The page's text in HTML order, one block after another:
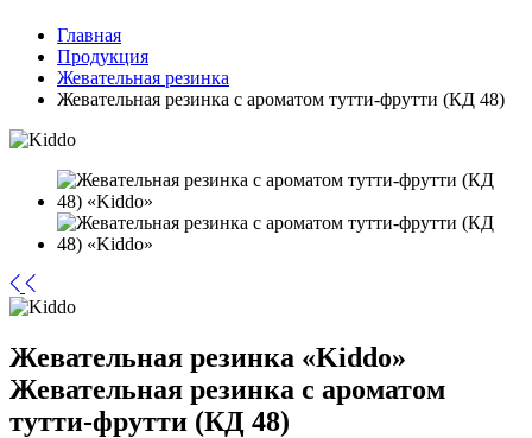
Главная
Продукция
Жевательная резинка
Жевательная резинка с ароматом тутти-фрутти (КД 48)
Жевательная резинка «Kiddo»
Жевательная резинка с ароматом
тутти-фрутти (КД 48)